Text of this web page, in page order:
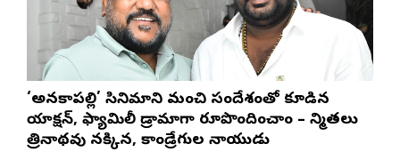
‘అనకాపల్లి’ సినిమాని మంచి సందేశంతో కూడిన
యాక్షన్, ఫ్యామిలీ డ్రామాగా రూపొందించాం – నిర్మాతలు
త్రినాథరావు నక్కిన, కాండ్రేగుల నాయుడు